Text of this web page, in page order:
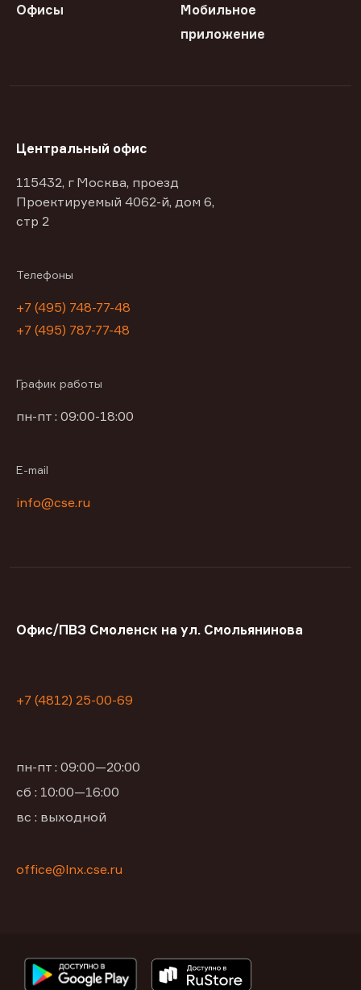
Офисы
Мобильное
приложение
Центральный офис
115432, г Москва, проезд
Проектируемый 4062-й, дом 6,
стр 2
Телефоны
+7 (495) 748-77-48
+7 (495) 787-77-48
График работы
пн-пт : 09:00-18:00
E-mail
info@cse.ru
Офис/ПВЗ Смоленск на ул. Смольянинова
+7 (4812) 25-00-69
пн-пт : 09:00—20:00
сб : 10:00—16:00
вс : выходной
office@lnx.cse.ru